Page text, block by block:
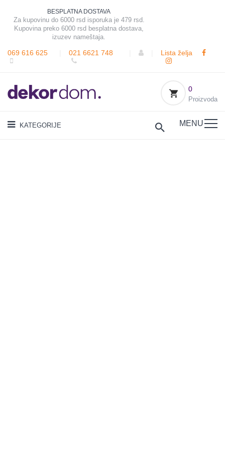
BESPLATNA DOSTAVA
Za kupovinu do 6000 rsd isporuka je 479 rsd.
Kupovina preko 6000 rsd besplatna dostava,
izuzev nameštaja.
069 616 625 021 6621 748 Lista želja
0
Proizvoda
KATEGORIJE MENU